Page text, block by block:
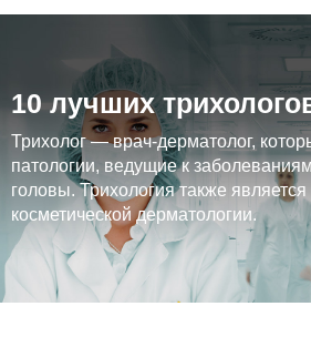
10 лучших
Трихолог — врач-дерматолог,
патологии, ведущие к
головы. Трихология также
косметической дерматологии.